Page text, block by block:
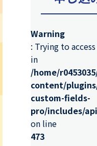
Warning
: Trying to
in
/home/
content/
custom-fields-
pro/includes/
on line
473